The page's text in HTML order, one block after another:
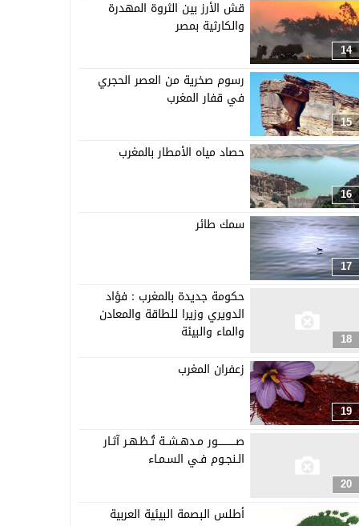
14
قش الأرز بين الثروة المهدرة
والكارثية بمصر
15
رسوم صخرية من العصر الحجري
في قفار المغرب
16
حصاد مياه الأمطار بالمغرب
17
سمك طائر
18
حكومة جديدة بالمغرب : فؤاد
الدويري وزيرا للطاقة والمعادن
والماء والبيئة
19
زعفران المغرب
20
صـــــــــــور مـدهـشــة تُـظـهـر آثـار
الـنجـوم فـي السـمـاء
أطلس البصمة البيئية العربية